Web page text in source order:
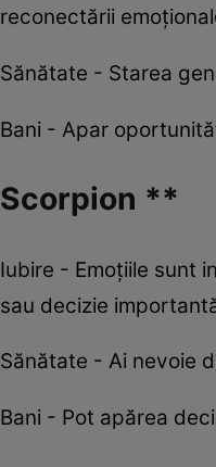
reconectării
Sănătate - Starea
Bani - Apar
Scorpion **
Iubire - Emoțiile sunt
sau decizie
Sănătate - Ai nevoie
Bani - Pot apărea